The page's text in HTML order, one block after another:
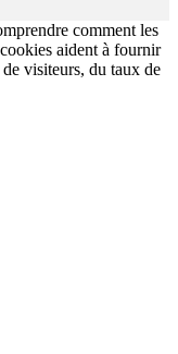
comment les
aident à fournir
visiteurs, du taux de